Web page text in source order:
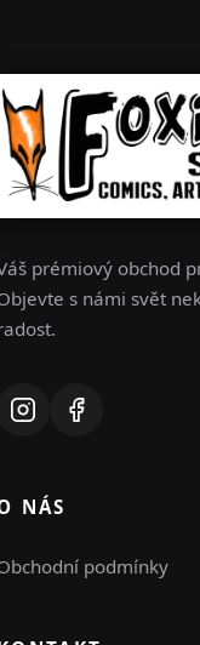
prémiový obchod
s námi svět
NÁS
podmínky